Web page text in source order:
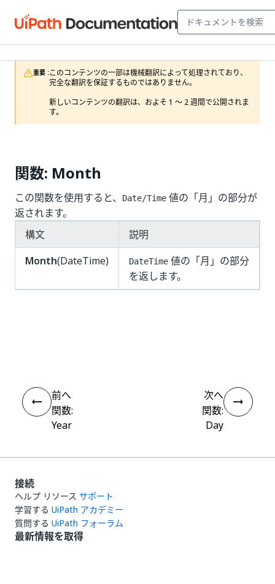
重要 :このコンテンツの一部は機械翻訳によって処理されており、
完全な翻訳を保証するものではありません。
新しいコンテンツの翻訳は、およそ 1 ～ 2 週間で公開されま
す。
関数: Month
この関数を使用すると、 Date/Time 値の「月」の部分が
返されます。
構文
説明
Month(DateTime) DateTime 値の「月」の部分
を返します。
前へ
関数:
Year
次へ
関数:
Day
接続
ヘルプ リソース サポート
学習する UiPath アカデミー
質問する UiPath フォーラム
最新情報を取得